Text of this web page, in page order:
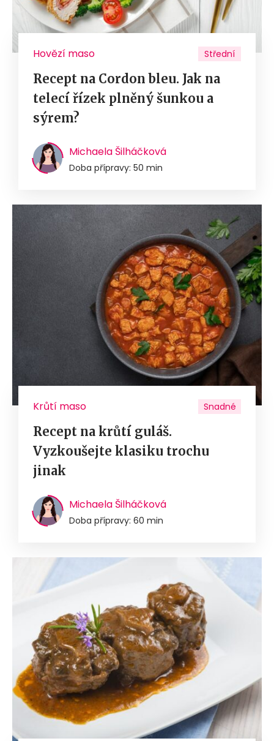
Hovězí maso Střední
Recept na Cordon bleu. Jak na
telecí řízek plněný šunkou a
sýrem?
Michaela Šilháčková
Doba přípravy: 50 min
Krůtí maso Snadné
Recept na krůtí guláš.
Vyzkoušejte klasiku trochu
jinak
Michaela Šilháčková
Doba přípravy: 60 min